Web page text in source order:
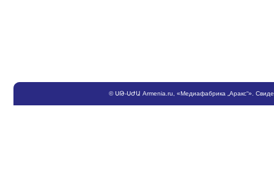
©ՍԹ-ՍԺԱ Armenia.ru , «Медиафабрика „Аракс“».